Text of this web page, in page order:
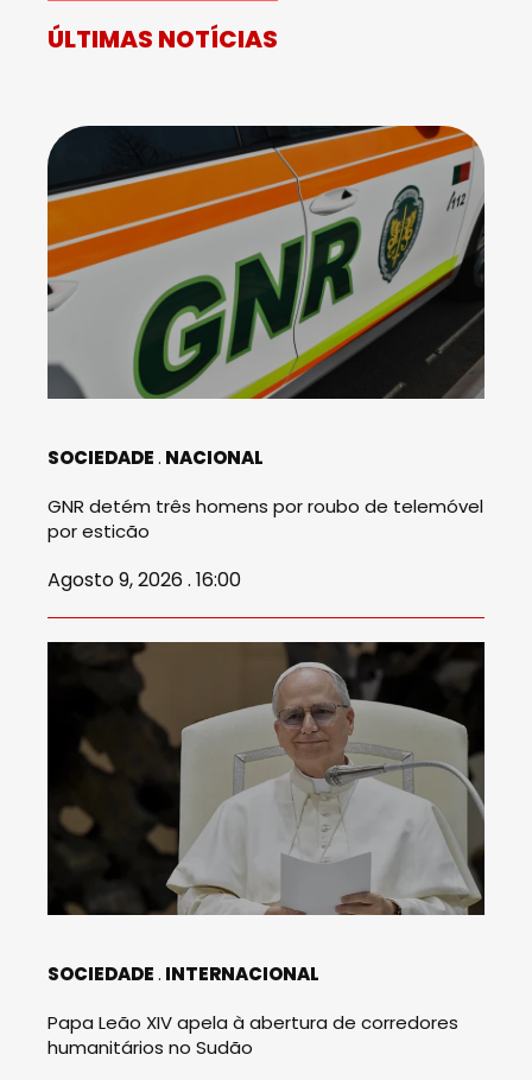
ÚLTIMAS NOTÍCIAS
SOCIEDADE NACIONAL
GNR detém três homens por roubo de telemóvel
por esticão
Agosto 9, 2026 . 16:00
SOCIEDADE INTERNACIONAL
Papa Leão XIV apela à abertura de corredores
humanitários no Sudão